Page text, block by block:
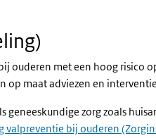
ouderen met een hoog risico
op maat adviezen en
zorg zoals
valpreventie bij ouderen